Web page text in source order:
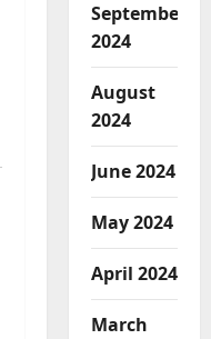
September
2024
August
2024
June 2024
May 2024
April 2024
March